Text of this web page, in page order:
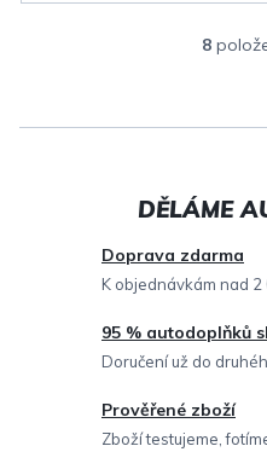
8
Doprava zdarma
K objednávkám nad 2
95 % autodoplňků
Doručení už do
Prověřené zboží
Zboží testujeme,